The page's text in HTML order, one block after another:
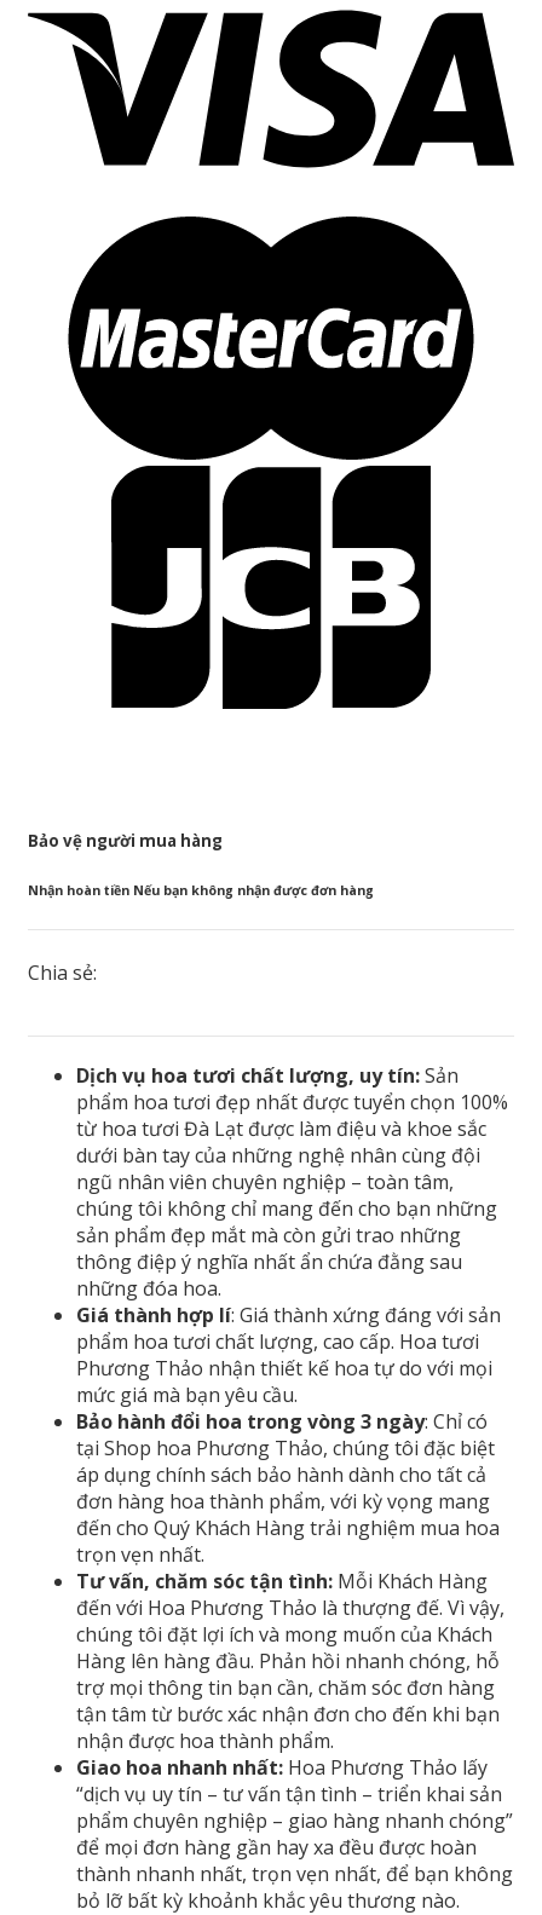
Bảo vệ người mua hàng
Nhận hoàn tiền Nếu bạn không nhận được đơn hàng
Chia sẻ:
Dịch vụ hoa tươi chất lượng, uy tín:Sản
phẩm hoa tươi đẹp nhất được tuyển chọn 100%
từ hoa tươi Đà Lạt được làm điệu và khoe sắc
dưới bàn tay của những nghệ nhân cùng đội
ngũ nhân viên chuyên nghiệp – toàn tâm,
chúng tôi không chỉ mang đến cho bạn những
sản phẩm đẹp mắt mà còn gửi trao những
thông điệp ý nghĩa nhất ẩn chứa đằng sau
những đóa hoa.
Giá thành hợp lí: Giá thành xứng đáng với sản
phẩm hoa tươi chất lượng, cao cấp. Hoa tươi
Phương Thảo nhận thiết kế hoa tự do với mọi
mức giá mà bạn yêu cầu.
Bảo hành đổi hoa trong vòng 3 ngày: Chỉ có
tại Shop hoa Phương Thảo, chúng tôi đặc biệt
áp dụng chính sách bảo hành dành cho tất cả
đơn hàng hoa thành phẩm, với kỳ vọng mang
đến cho Quý Khách Hàng trải nghiệm mua hoa
trọn vẹn nhất.
Tư vấn, chăm sóc tận tình: Mỗi Khách Hàng
đến với Hoa Phương Thảo là thượng đế. Vì vậy,
chúng tôi đặt lợi ích và mong muốn của Khách
Hàng lên hàng đầu. Phản hồi nhanh chóng, hỗ
trợ mọi thông tin bạn cần, chăm sóc đơn hàng
tận tâm từ bước xác nhận đơn cho đến khi bạn
nhận được hoa thành phẩm.
Giao hoa nhanh nhất: Hoa Phương Thảo lấy
“dịch vụ uy tín – tư vấn tận tình – triển khai sản
phẩm chuyên nghiệp – giao hàng nhanh chóng”
để mọi đơn hàng gần hay xa đều được hoàn
thành nhanh nhất, trọn vẹn nhất, để bạn không
bỏ lỡ bất kỳ khoảnh khắc yêu thương nào.